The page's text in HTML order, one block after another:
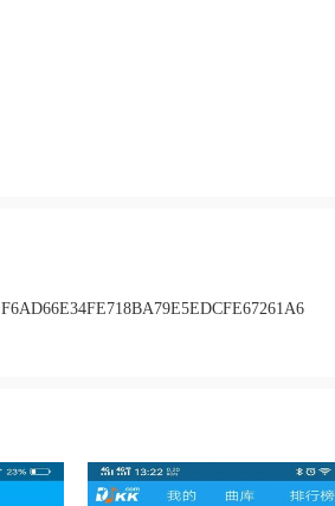
F6AD66E34FE718BA79E5EDCFE67261A6